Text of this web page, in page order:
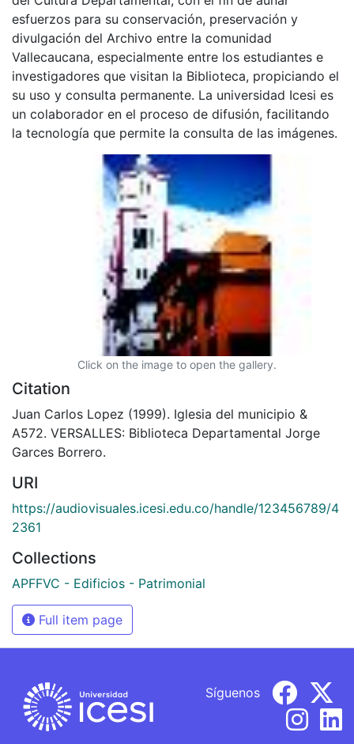
esfuerzos para su conservación, preservación y
divulgación del Archivo entre la comunidad
Vallecaucana, especialmente entre los estudiantes e
investigadores que visitan la Biblioteca, propiciando el
su uso y consulta permanente. La universidad Icesi es
un colaborador en el proceso de difusión, facilitando
la tecnología que permite la consulta de las imágenes.
Click on the image to open the gallery.
Citation
Juan Carlos Lopez (1999). Iglesia del municipio &
A572. VERSALLES: Biblioteca Departamental Jorge
Garces Borrero.
URI
https://audiovisuales.icesi.edu.co/handle/123456789/4
2361
Collections
APFFVC - Edificios - Patrimonial
Full item page
Síguenos